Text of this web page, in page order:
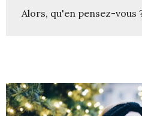
Alors, qu'en pensez-vous